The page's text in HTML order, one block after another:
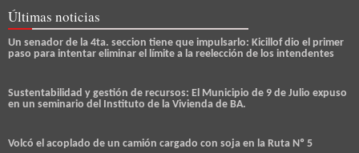
Últimas noticias
Un senador de la 4ta. seccion tiene que impulsarlo: Kicillof dio el primer
paso para intentar eliminar el límite a la reelección de los intendentes
Sustentabilidad y gestión de recursos: El Municipio de 9 de Julio expuso
en un seminario del Instituto de la Vivienda de BA.
Volcó el acoplado de un camión cargado con soja en la Ruta Nº 5